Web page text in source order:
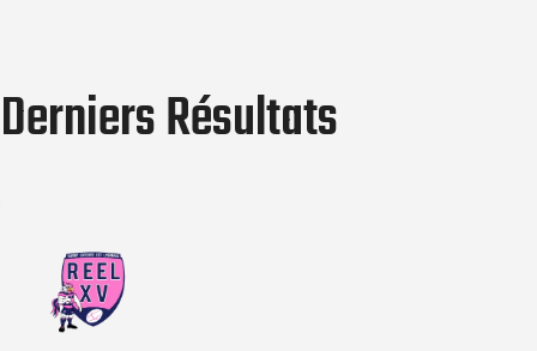
Derniers Résultats